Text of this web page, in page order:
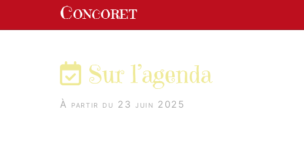
Concoret
Sur l’agenda
À partir du 23 juin 2025
Panneau de gestion des cookies